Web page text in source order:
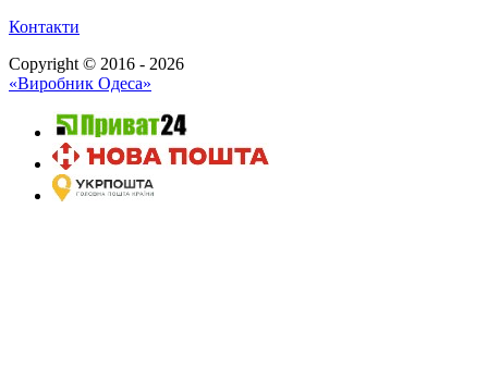
Контакти
Copyright © 2016 - 2026
«Виробник Одеса»